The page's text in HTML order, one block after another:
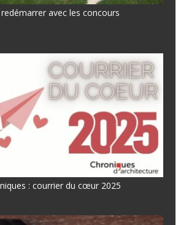
avec les concours
: courrier du cœur 2025